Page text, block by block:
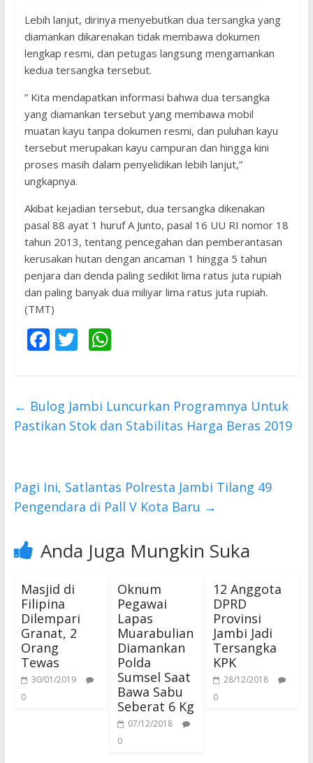
Lebih lanjut, dirinya menyebutkan dua tersangka yang
diamankan dikarenakan tidak membawa dokumen
lengkap resmi, dan petugas langsung mengamankan
kedua tersangka tersebut.
” Kita mendapatkan informasi bahwa dua tersangka
yang diamankan tersebut yang membawa mobil
muatan kayu tanpa dokumen resmi, dan puluhan kayu
tersebut merupakan kayu campuran dan hingga kini
proses masih dalam penyelidikan lebih lanjut,”
ungkapnya.
Akibat kejadian tersebut, dua tersangka dikenakan
pasal 88 ayat 1 huruf A Junto, pasal 16 UU RI nomor 18
tahun 2013, tentang pencegahan dan pemberantasan
kerusakan hutan dengan ancaman 1 hingga 5 tahun
penjara dan denda paling sedikit lima ratus juta rupiah
dan paling banyak dua miliyar lima ratus juta rupiah.
(TMT)
F
b
o
T
er
W
s
A
← Bulog Jambi Luncurkan Programnya Untuk
Pastikan Stok dan Stabilitas Harga Beras 2019
Pagi Ini, Satlantas Polresta Jambi Tilang 49
Pengendara di Pall V Kota Baru →
Anda Juga Mungkin Suka
Masjid di
Filipina
Dilempari
Granat, 2
Orang
Tewas
30/01/2019
0
Oknum
Pegawai
Lapas
Muarabulian
Diamankan
Polda
Sumsel Saat
Bawa Sabu
Seberat 6 Kg
07/12/2018
0
12 Anggota
DPRD
Provinsi
Jambi Jadi
Tersangka
KPK
28/12/2018
0